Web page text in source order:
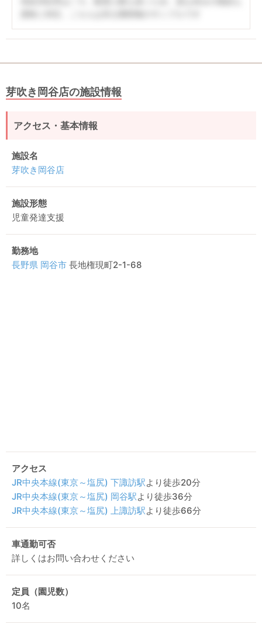
芽吹き岡谷店の施設情報
アクセス・基本情報
施設名
芽吹き岡谷店
施設形態
児童発達支援
勤務地
長野県 岡谷市 長地権現町2-1-68
アクセス
JR中央本線(東京～塩尻) 下諏訪駅より徒歩20分
JR中央本線(東京～塩尻) 岡谷駅より徒歩36分
JR中央本線(東京～塩尻) 上諏訪駅より徒歩66分
車通勤可否
詳しくはお問い合わせください
定員（園児数）
10名